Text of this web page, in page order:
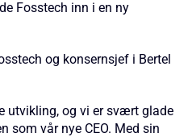
Fosstech inn i en ny
og konsernsjef i Bertel
utvikling, og vi er svært glade
som vår nye CEO. Med sin